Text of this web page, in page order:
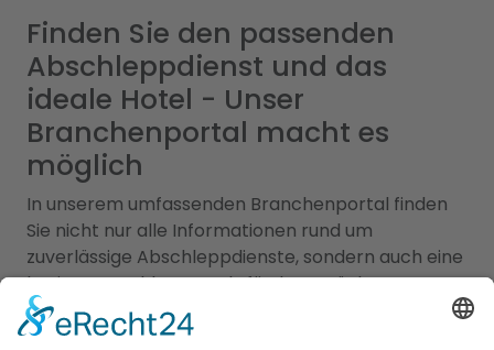
Finden Sie den passenden
Abschleppdienst und das
ideale Hotel - Unser
Branchenportal macht es
möglich
In unserem umfassenden Branchenportal finden
Sie nicht nur alle Informationen rund um
zuverlässige Abschleppdienste, sondern auch eine
breite Auswahl an Hotels für Ihren nächsten
Aufenthalt. Wir bieten Ihnen eine vielfältige
Plattform, um sowohl bei Fahrzeugpannen als